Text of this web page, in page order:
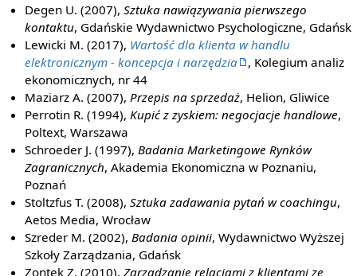
Degen U. (2007),Sztuka nawiązywania pierwszego
kontaktu, Gdańskie Wydawnictwo Psychologiczne, Gdańsk
Lewicki M. (2017), Wartość dla klienta w handlu
elektronicznym - koncepcja i narzędzia
, Kolegium analiz
ekonomicznych, nr 44
Maziarz A. (2007), Przepis na sprzedaż, Helion, Gliwice
Perrotin R. (1994), Kupić z zyskiem: negocjacje handlowe,
Poltext, Warszawa
Schroeder J. (1997), Badania Marketingowe Rynków
Zagranicznych, Akademia Ekonomiczna w Poznaniu,
Poznań
Stoltzfus T. (2008),Sztuka zadawania pytań w coachingu,
Aetos Media, Wrocław
Szreder M. (2002), Badania opinii, Wydawnictwo Wyższej
Szkoły Zarządzania, Gdańsk
Zontek Z. (2010),Zarządzanie relacjami z klientami ze